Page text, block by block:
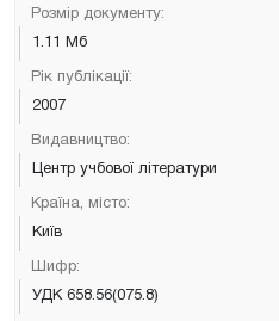
Розмір документу:
1.11 Мб
Рік публікації:
2007
Видавництво:
Центр учбової літератури
Країна, місто:
Київ
Шифр:
УДК 658.56(075.8)